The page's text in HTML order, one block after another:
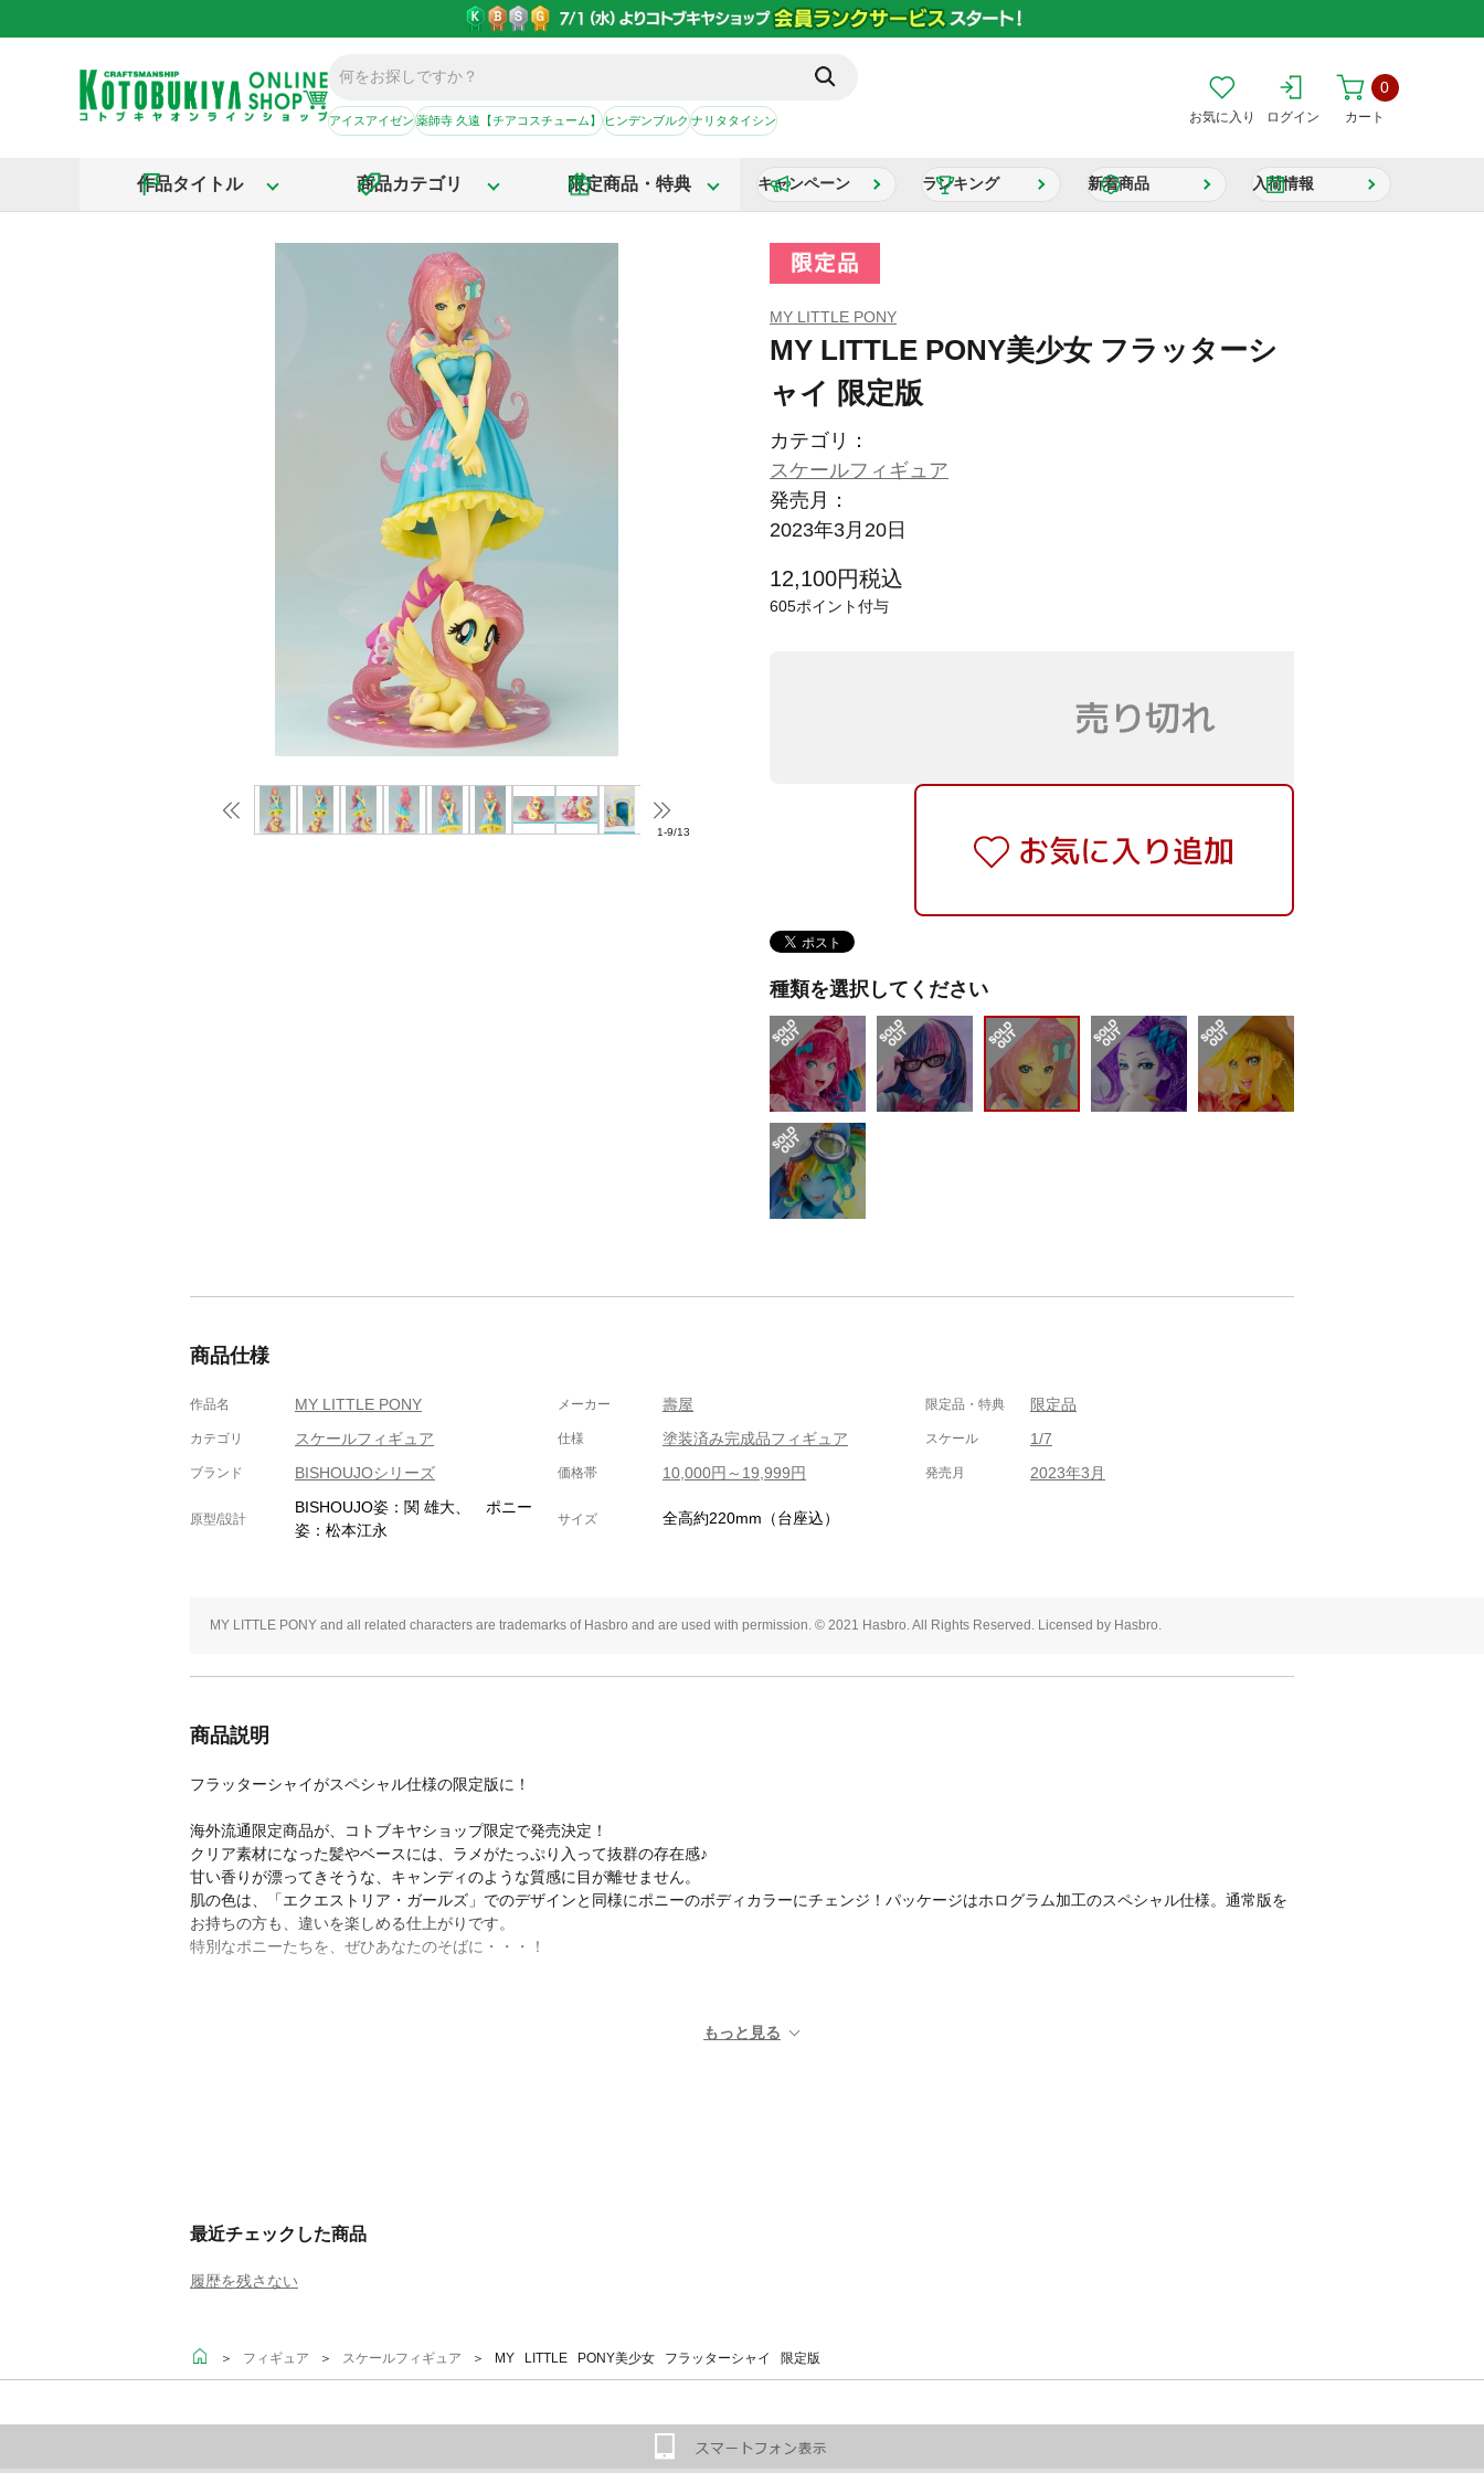
アイスアイゼン薬師寺 久遠【チアコスチューム】ヒンデンブルクナリタタイシン お気に入り ログイン カート
0
作品タイトル 商品カテゴリ 限定商品・特典 キャンペーン ランキング 新着商品 入荷情報
1-9/13
MY LITTLE PONY
MY LITTLE PONY美少女 フラッターシ
ャイ 限定版
カテゴリ：
スケールフィギュア
発売月：
2023年3月20日
12,100円税込
605ポイント付与
種類を選択してください
商品仕様
作品名 MY LITTLE PONY メーカー 壽屋 限定品・特典 限定品
カテゴリ スケールフィギュア 仕様 塗装済み完成品フィギュア スケール 1/7
ブランド BISHOUJOシリーズ 価格帯 10,000円～19,999円 発売月 2023年3月
原型/設計
BISHOUJO姿：関 雄大、 ポニー
姿：松本江永
サイズ 全高約220mm（台座込）
MY LITTLE PONY and all related characters are trademarks of Hasbro and are used with permission. © 2021 Hasbro. All Rights Reserved. Licensed by Hasbro.
商品説明
フラッターシャイがスペシャル仕様の限定版に！
海外流通限定商品が、コトブキヤショップ限定で発売決定！
クリア素材になった髪やベースには、ラメがたっぷり入って抜群の存在感♪
甘い香りが漂ってきそうな、キャンディのような質感に目が離せません。
肌の色は、「エクエストリア・ガールズ」でのデザインと同様にポニーのボディカラーにチェンジ！パッケージはホログラム加工のスペシャル仕様。通常版を
お持ちの方も、違いを楽しめる仕上がりです。
特別なポニーたちを、ぜひあなたのそばに・・・！
最近チェックした商品
履歴を残さない
＞ フィギュア ＞ スケールフィギュア ＞ MY LITTLE PONY美少女 フラッターシャイ 限定版